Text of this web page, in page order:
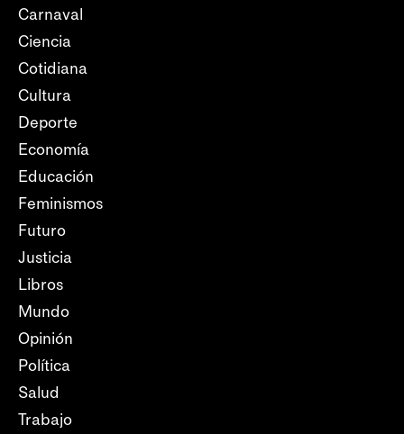
Carnaval
Ciencia
Cotidiana
Cultura
Deporte
Economía
Educación
Feminismos
Futuro
Justicia
Libros
Mundo
Opinión
Política
Salud
Trabajo